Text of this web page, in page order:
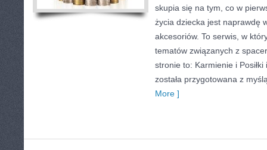
skupia się na tym, co w
życia dziecka jest naprawdę
akcesoriów. To serwis, w
tematów związanych z
stronie to: Karmienie i
została przygotowana z
More ]